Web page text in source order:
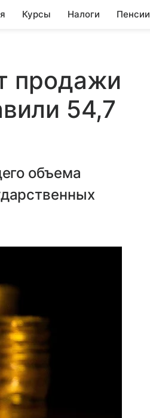
Курсы Налоги Пенсии
продажи
54,7
объема